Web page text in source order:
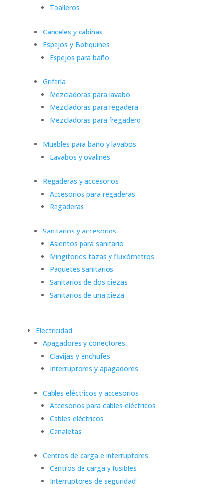
Toalleros
Canceles y cabinas
Espejos y Botiquines
Espejos para baño
Grifería
Mezcladoras para lavabo
Mezcladoras para regadera
Mezcladoras para fregadero
Muebles para baño y lavabos
Lavabos y ovalines
Regaderas y accesorios
Accesorios para regaderas
Regaderas
Sanitarios y accesorios
Asientos para sanitario
Mingitorios tazas y fluxómetros
Paquetes sanitarios
Sanitarios de dos piezas
Sanitarios de una pieza
Electricidad
Apagadores y conectores
Clavijas y enchufes
Interruptores y apagadores
Cables eléctricos y accesorios
Accesorios para cables eléctricos
Cables eléctricos
Canaletas
Centros de carga e interruptores
Centros de carga y fusibles
Interruptores de seguridad